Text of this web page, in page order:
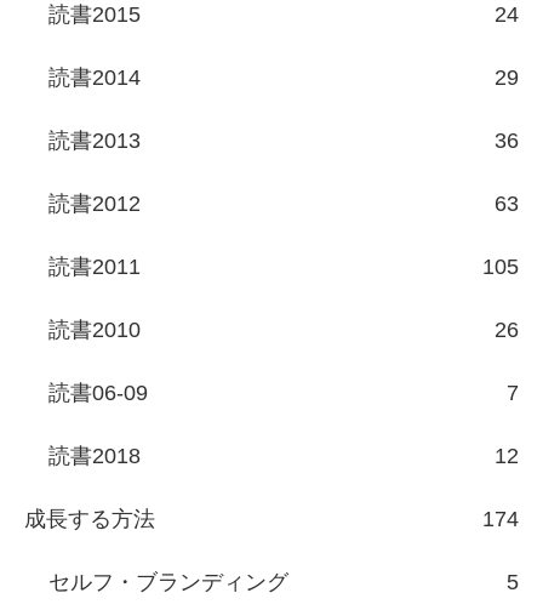
読書2015 24
読書2014 29
読書2013 36
読書2012 63
読書2011 105
読書2010 26
読書06-09 7
読書2018 12
成長する方法 174
セルフ・ブランディング 5